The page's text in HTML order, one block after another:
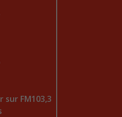
sur FM103,3